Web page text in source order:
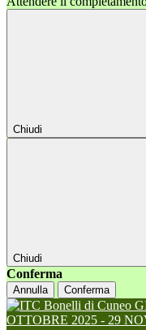
Chiudi
Chiudi
Conferma
Annulla Conferma
OTTOBRE 2025 - 29